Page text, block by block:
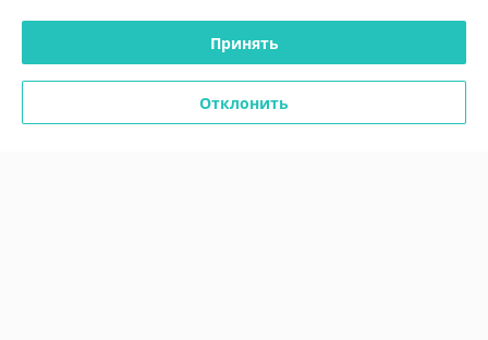
Полная версия сайта
Политика обработки cookies
Принять
Отклонить